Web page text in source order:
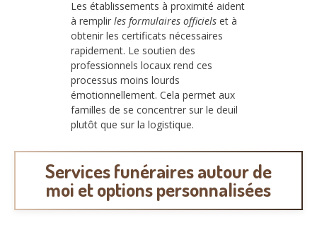
Les établissements à proximité aident
à remplir les formulaires officiels et à
obtenir les certificats nécessaires
rapidement. Le soutien des
professionnels locaux rend ces
processus moins lourds
émotionnellement. Cela permet aux
familles de se concentrer sur le deuil
plutôt que sur la logistique.
Services funéraires autour de
moi et options personnalisées